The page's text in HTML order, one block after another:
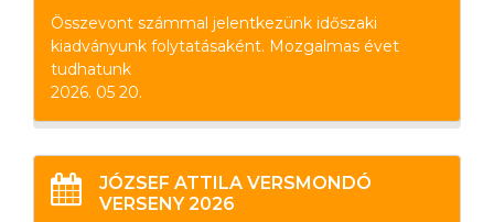
Összevont számmal jelentkezünk időszaki
kiadványunk folytatásaként. Mozgalmas évet
tudhatunk
2026. 05 20.
JÓZSEF ATTILA VERSMONDÓ
VERSENY 2026